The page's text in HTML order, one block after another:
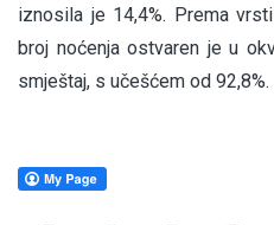
iznosila je 14,4%. Prema
broj noćenja ostvaren je u
smještaj, s učešćem od 92,8%.